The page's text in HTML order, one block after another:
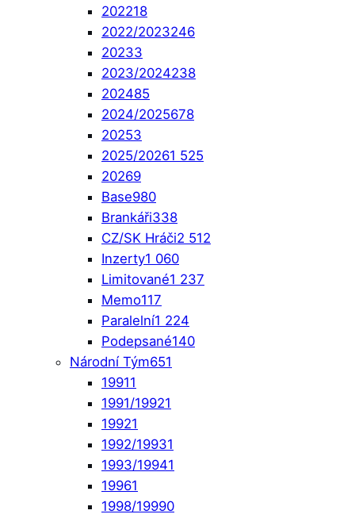
202218
2022/2023246
20233
2023/2024238
202485
2024/2025678
20253
2025/20261 525
20269
Base980
Brankáři338
CZ/SK Hráči2 512
Inzerty1 060
Limitované1 237
Memo117
Paralelní1 224
Podepsané140
Národní Tým651
19911
1991/19921
19921
1992/19931
1993/19941
19961
1998/19990